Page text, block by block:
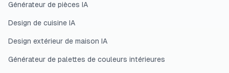
Générateur de pièces IA
Design de cuisine IA
Design extérieur de maison IA
Générateur de palettes de couleurs intérieures